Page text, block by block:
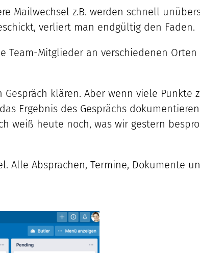
Mailwechsel z.B. werden schnell
verliert man endgültig den Faden.
Mitglieder an verschiedenen
klären. Aber wenn viele
Ergebnis des Gesprächs
weiß heute noch, was wir gestern
Alle Absprachen, Termine, Dokumente